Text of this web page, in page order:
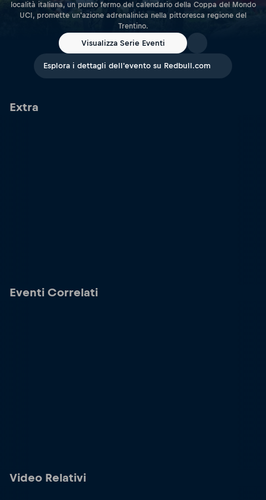
località italiana, un punto fermo del calendario della Coppa del Mondo
UCI, promette un'azione adrenalinica nella pittoresca regione del
Trentino.
Visualizza Serie Eventi
Esplora i dettagli dell'evento su Redbull.com
Extra
Eventi Correlati
Video Relativi